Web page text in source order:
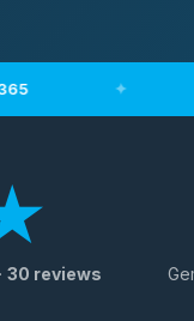
30 reviews